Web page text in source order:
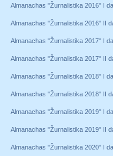
Almanachas "Žurnalistika 2016" I
Almanachas "Žurnalistika 2016" II
Almanachas "Žurnalistika 2017" I
Almanachas "Žurnalistika 2017" II
Almanachas "Žurnalistika 2018" I
Almanachas "Žurnalistika 2018" II
Almanachas "Žurnalistika 2019" I
Almanachas "Žurnalistika 2019" II
Almanachas "Žurnalistika 2020" I